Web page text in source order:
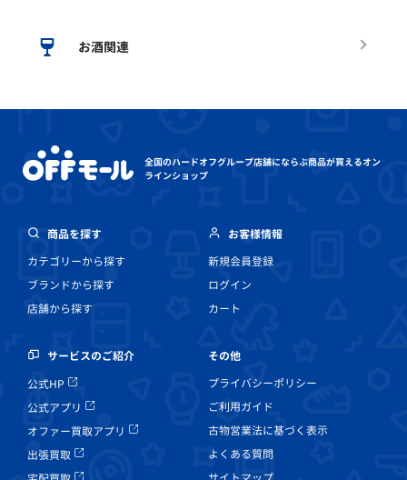
お酒関連
全国のハードオフグループ店舗にならぶ商品が買えるオン
ラインショップ
商品を探す
カテゴリーから探す
ブランドから探す
店舗から探す
お客様情報
新規会員登録
ログイン
カート
サービスのご紹介
公式HP
公式アプリ
オファー買取アプリ
出張買取
その他
プライバシーポリシー
ご利用ガイド
古物営業法に基づく表示
よくある質問